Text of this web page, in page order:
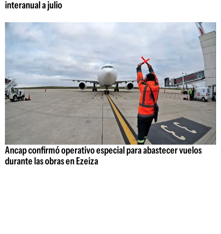
interanual a julio
Ancap confirmó operativo especial para abastecer vuelos
durante las obras en Ezeiza